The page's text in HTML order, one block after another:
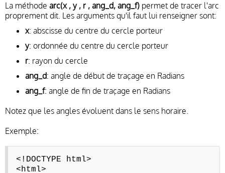
La méthode arc(x , y , r , ang_d, ang_f) permet de tracer l'arc
proprement dit. Les arguments qu'il faut lui renseigner sont:
x: abscisse du centre du cercle porteur
y: ordonnée du centre du cercle porteur
r: rayon du cercle
ang_d: angle de début de traçage en Radians
ang_f: angle de fin de traçage en Radians
Notez que les angles évoluent dans le sens horaire.
Exemple:
<!DOCTYPE html>
<html>